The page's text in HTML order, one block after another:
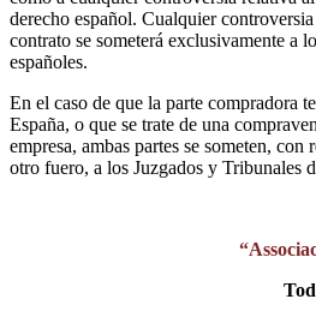
derecho español. Cualquier
contrato se someterá exclusivamente a
españoles.
En el caso de que la parte compradora
España, o que se trate de una
empresa, ambas partes se someten,
otro fuero, a los Juzgados y Tribunales